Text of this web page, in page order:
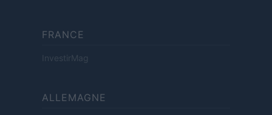
FRANCE
InvestirMag
ALLEMAGNE